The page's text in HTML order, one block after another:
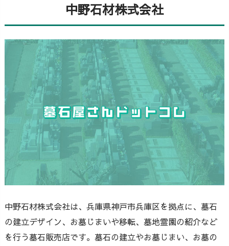
中野石材株式会社
中野石材株式会社は、兵庫県神戸市兵庫区を拠点に、墓石
の建立デザイン、お墓じまいや移転、墓地霊園の紹介など
を行う墓石販売店です。墓石の建立やお墓じまい、お墓の